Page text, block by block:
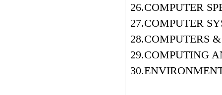
26.COMPUTER
27.COMPUTER
28.COMPUTERS
29.COMPUTING